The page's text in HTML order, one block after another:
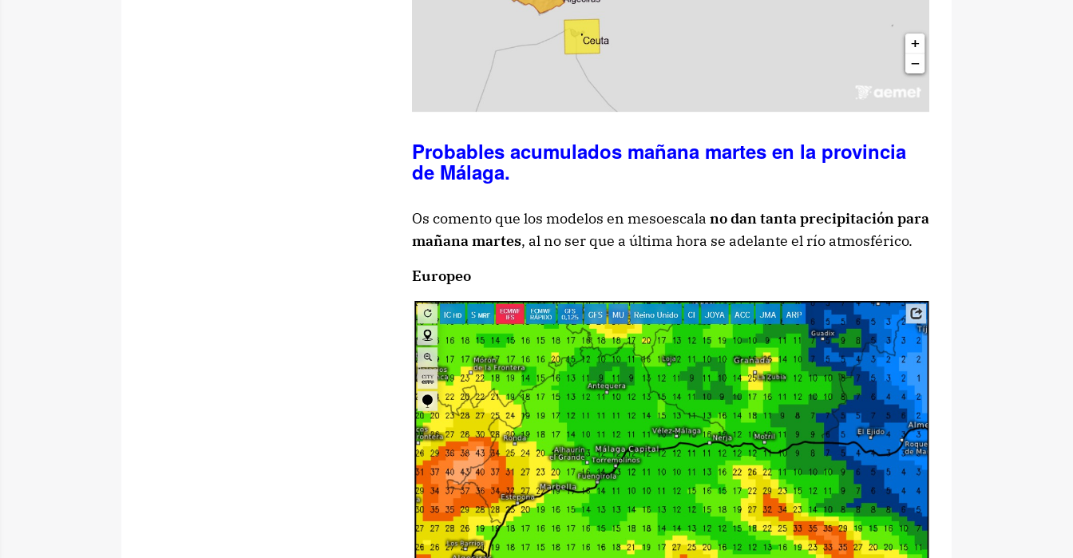
Probables acumulados mañana martes en la provincia
de Málaga.
Os comento que los modelos en mesoescala no dan tanta precipitación para
mañana martes, al no ser que a última hora se adelante el río atmosférico.
Europeo